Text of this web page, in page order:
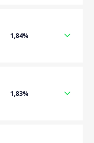
1,84%
1,83%